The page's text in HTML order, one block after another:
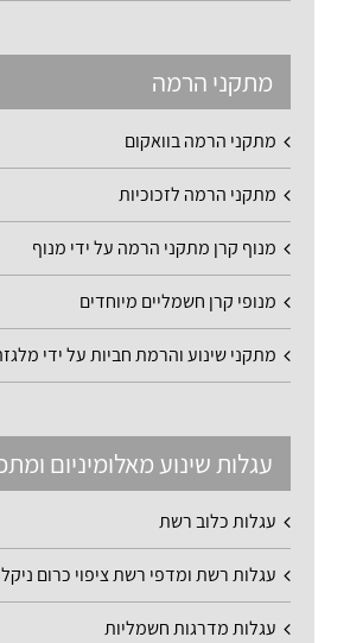
מתקני הרמה
מתקני הרמה בוואקום
מתקני הרמה לזכוכיות
מנוף קרן מתקני הרמה על ידי מנוף
מנופי קרן חשמליים מיוחדים
מתקני שינוע והרמת חביות על ידי
עגלות שינוע מאלומיניום
עגלות כלוב רשת
עגלות רשת ומדפי רשת ציפוי כרום
עגלות מדרגות חשמליות